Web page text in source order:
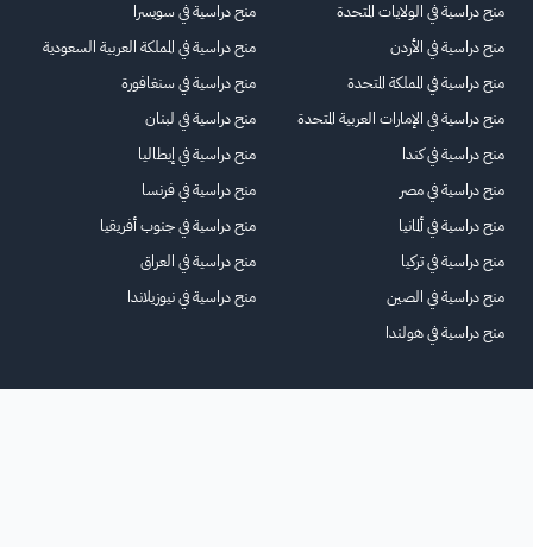
منح دراسية في الولايات المتحدة
منح دراسية في الأردن
منح دراسية في المملكة المتحدة
منح دراسية في الإمارات العربية المتحدة
منح دراسية في كندا
منح دراسية في مصر
منح دراسية في ألمانيا
منح دراسية في تركيا
منح دراسية في الصين
منح دراسية في هولندا
منح دراسية في سويسرا
منح دراسية في المملكة العربية السعودية
منح دراسية في سنغافورة
منح دراسية في لبنان
منح دراسية في إيطاليا
منح دراسية في فرنسا
منح دراسية في جنوب أفريقيا
منح دراسية في العراق
منح دراسية في نيوزيلاندا